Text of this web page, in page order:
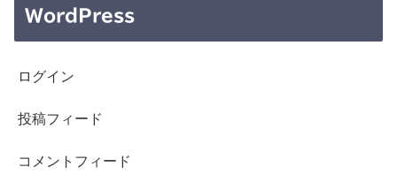
WordPress
ログイン
投稿フィード
コメントフィード